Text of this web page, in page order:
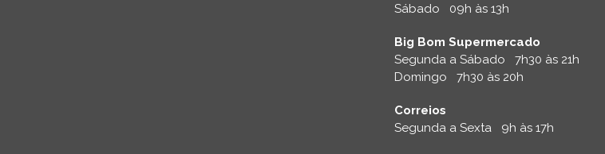
Sábado 09h às 13h
Big Bom Supermercado
Segunda a Sábado 7h30 às 21h
Domingo 7h30 às 20h
Correios
Segunda a Sexta 9h às 17h